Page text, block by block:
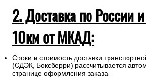
2. Доставка по России
10км от МКАД:
Сроки и стоимость доставки
(СДЭК, Боксберри) рассчитывается
странице оформления заказа.